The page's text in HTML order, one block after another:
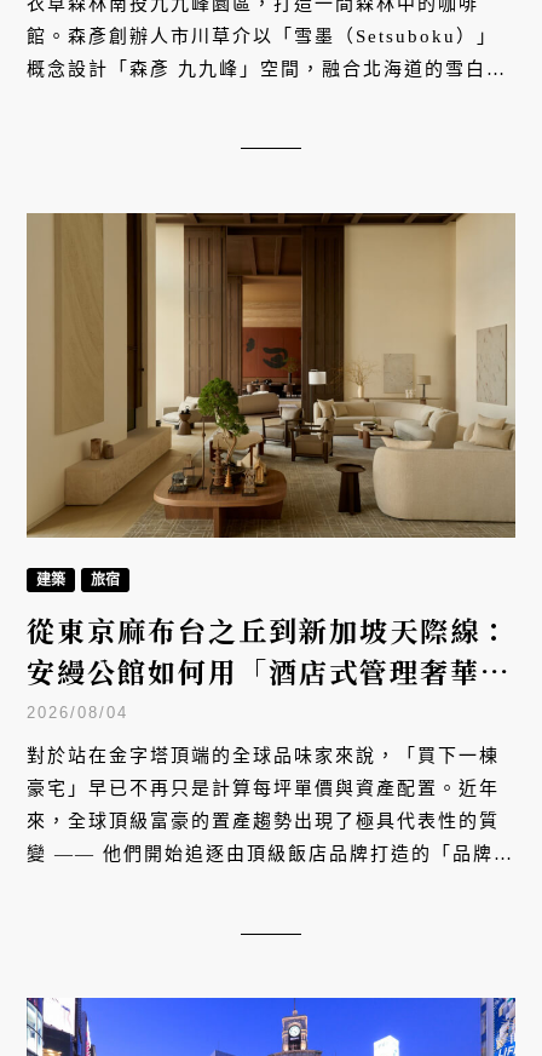
館。森彥創辦人市川草介以「雪墨（Setsuboku）」
概念設計「森彥 九九峰」空間，融合北海道的雪白和
建築 旅宿
從東京麻布台之丘到新加坡天際線：
安縵公館如何用「酒店式管理奢華住
宅」，重新定義全球富豪的置產趨
勢？
2026/08/04
對於站在金字塔頂端的全球品味家來說，「買下一棟
豪宅」早已不再只是計算每坪單價與資產配置。近年
來，全球頂級富豪的置產趨勢出現了極具代表性的質
變 —— 他們開始追逐由頂級飯店品牌打造的「品牌住
了當代奢華住宅的最高標準。